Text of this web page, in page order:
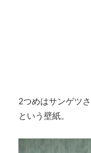
2つめはサンゲツ
という壁紙。